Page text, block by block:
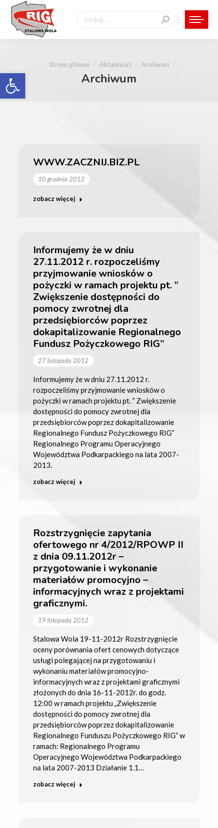
Otwórz pasek narzędzi
Szukaj:
Jesteś tutaj:
Strona główna Aktualności Archiwum
Archiwum
WWW.ZACZNIJ.BIZ.PL
10 grudnia 2012
zobacz więcej
Informujemy że w dniu
27.11.2012 r. rozpoczeliśmy
przyjmowanie wniosków o
pożyczki w ramach projektu pt. ”
Zwiększenie dostępności do
pomocy zwrotnej dla
przedsiębiorców poprzez
dokapitalizowanie Regionalnego
Fundusz Pożyczkowego RIG”
27 listopada 2012
Informujemy że w dniu 27.11.2012 r.
rozpoczeliśmy przyjmowanie wniosków o
pożyczki w ramach projektu pt. ” Zwiększenie
dostępności do pomocy zwrotnej dla
przedsiębiorców poprzez dokapitalizowanie
Regionalnego Fundusz Pożyczkowego RIG”
Regionalnego Programu Operacyjnego
Województwa Podkarpackiego na lata 2007-
2013.
zobacz więcej
Rozstrzygnięcie zapytania
ofertowego nr 4/2012/RPOWP II
z dnia 09.11.2012r –
przygotowanie i wykonanie
materiałów promocyjno –
informacyjnych wraz z projektami
graficznymi.
19 listopada 2012
Stalowa Wola 19-11-2012r Rozstrzygnięcie
oceny porównania ofert cenowych dotyczące
usługi polegającej na przygotowaniu i
wykonaniu materiałów promocyjno-
informacyjnych wraz z projektami graficznymi
złożonych do dnia 16-11-2012r. do godz.
12:00 w ramach projektu „Zwiększenie
dostępności do pomocy zwrotnej dla
przedsiębiorców poprzez dokapitalizowanie
Regionalnego Funduszu Pożyczkowego RIG” w
ramach: Regionalnego Programu
Operacyjnego Województwa Podkarpackiego
na lata 2007-2013 Działanie 1.1…
zobacz więcej